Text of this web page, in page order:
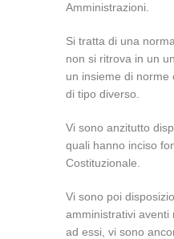
Amministrazioni.
Si tratta di una
non si ritrova in un
un insieme di norme
di tipo diverso.
Vi sono anzitutto
quali hanno inciso
Costituzionale.
Vi sono poi
amministrativi aventi
ad essi, vi sono